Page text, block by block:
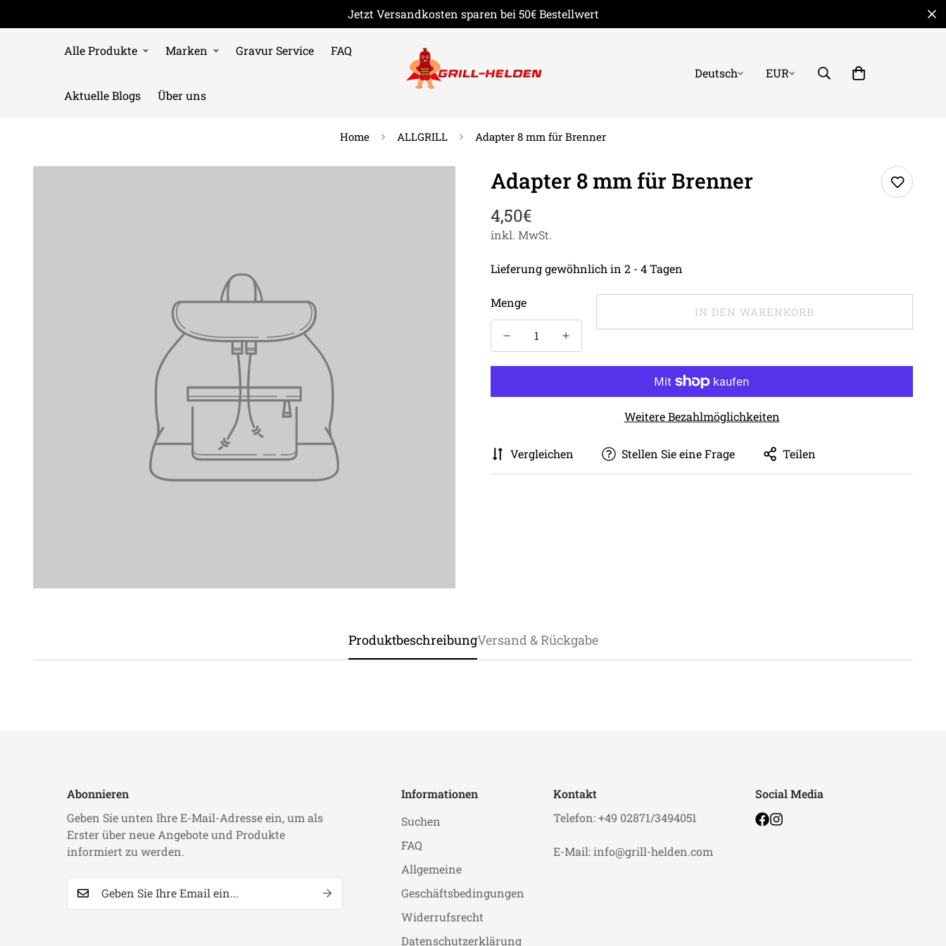
Jetzt Versandkosten sparen bei 50€ Bestellwert
Alle Produkte Marken Gravur Service FAQ
Aktuelle Blogs Über uns
Deutsch EUR
Home ALLGRILL Adapter 8 mm für Brenner
Adapter 8 mm für Brenner
Regulärer
Preis
4,50€
inkl. MwSt.
Lieferung gewöhnlich in 2 - 4 Tagen
Menge
IN DEN WARENKORB
Weitere Bezahlmöglichkeiten
Vergleichen Stellen Sie eine Frage Teilen
ProduktbeschreibungVersand & Rückgabe
Abonnieren
Geben Sie unten Ihre E-Mail-Adresse ein, um als
Erster über neue Angebote und Produkte
informiert zu werden.
Informationen
Suchen
FAQ
Allgemeine
Geschäftsbedingungen
Widerrufsrecht
Datenschutzerklärung
Kontakt
Telefon: +49 02871/3494051
E-Mail: info@grill-helden.com
Social Media